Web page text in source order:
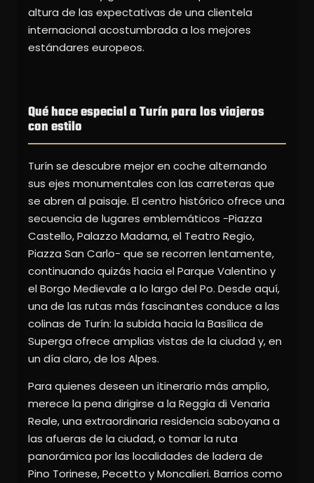
altura de las expectativas de una clientela
internacional acostumbrada a los mejores
estándares europeos.
Qué hace especial a Turín para los viajeros
con estilo
Turín se descubre mejor en coche alternando
sus ejes monumentales con las carreteras que
se abren al paisaje. El centro histórico ofrece una
secuencia de lugares emblemáticos -Piazza
Castello, Palazzo Madama, el Teatro Regio,
Piazza San Carlo- que se recorren lentamente,
continuando quizás hacia el Parque Valentino y
el Borgo Medievale a lo largo del Po. Desde aquí,
una de las rutas más fascinantes conduce a las
colinas de Turín: la subida hacia la Basílica de
Superga ofrece amplias vistas de la ciudad y, en
un día claro, de los Alpes.
Para quienes deseen un itinerario más amplio,
merece la pena dirigirse a la Reggia di Venaria
Reale, una extraordinaria residencia saboyana a
las afueras de la ciudad, o tomar la ruta
panorámica por las localidades de ladera de
Pino Torinese, Pecetto y Moncalieri. Barrios como